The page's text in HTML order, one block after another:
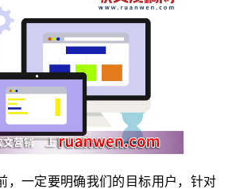
，一定要明确我们的目标用户，针对